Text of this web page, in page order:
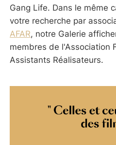
Gang Life. Dans le même
votre recherche par
AFAR, notre Galerie
membres de l'Association
Assistants Réalisateurs.